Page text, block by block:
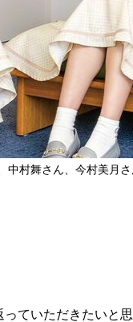
中村舞さん、今村美月さ
ていただきたいと思